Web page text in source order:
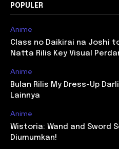
POPULER
Anime
Class no Daikirai na Joshi
Natta Rilis Key Visual
Anime
Bulan Rilis My Dress-Up
Lainnya
Anime
Wistoria: Wand and Sword
Diumumkan!